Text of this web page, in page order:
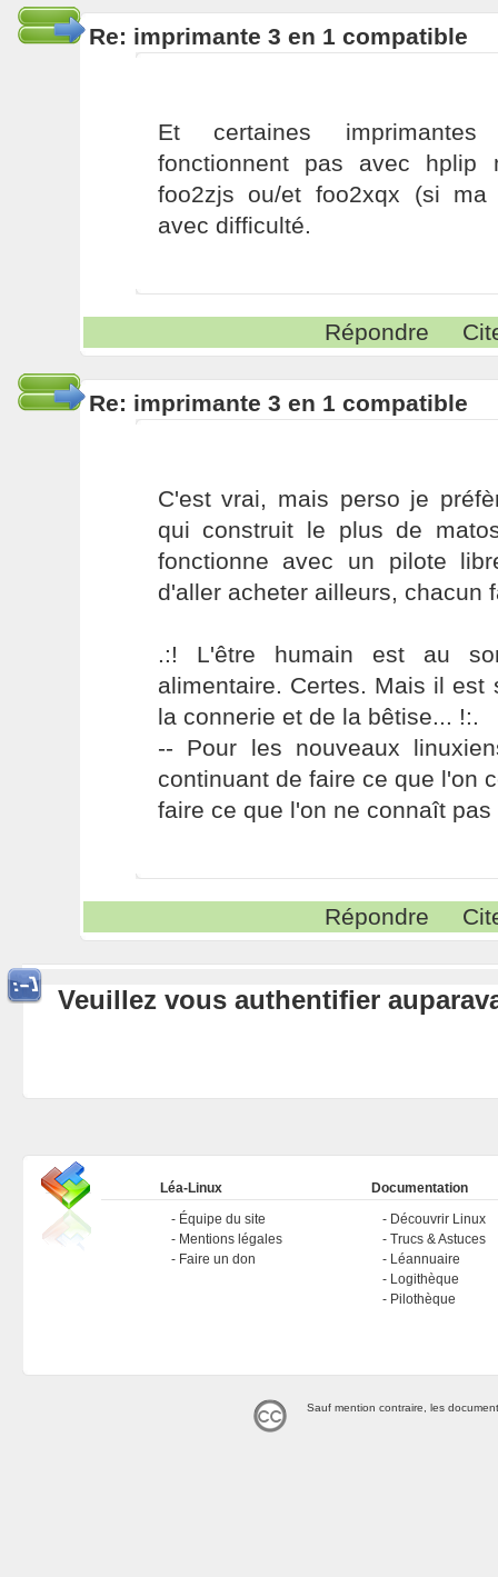
Re: imprimante 3 en 1 compatible
Et certaines
fonctionnent pas avec hplip
foo2zjs ou/et foo2xqx (si ma
avec difficulté.
Répondre
Re: imprimante 3 en 1 compatible
C'est vrai, mais perso je
qui construit le plus de
fonctionne avec un pilote
d'aller acheter ailleurs, chacun
.:! L'être humain est au
alimentaire. Certes. Mais il est
la connerie et de la bêtise... !:.
-- Pour les nouveaux
continuant de faire ce que l'on
faire ce que l'on ne connaît pas
Répondre
Veuillez vous authentifier
Léa-Linux
Équipe du site
Mentions légales
Faire un don
Documentation
Découvrir Linux
Trucs & Astuces
Léannuaire
Logithèque
Pilothèque
Sauf mention contraire, les